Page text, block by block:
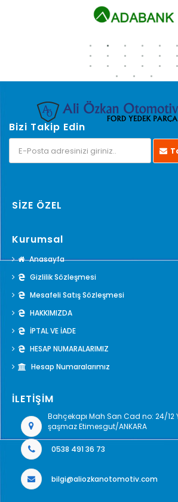
Bizi Takip Edin
SİZE ÖZEL
Kurumsal
Anasayfa
Gizlilik Sözleşmesi
Mesafeli Satış Sözleşmesi
HAKKIMIZDA
İPTAL VE İADE
HESAP NUMARALARIMIZ
Hesap Numaralarımız
İLETİŞİM
Bahçekapı Mah San Cad no: 24/12
şaşmaz Etimesgut/ANKARA
0538 491 36 73
bilgi@aliozkanotomotiv.com